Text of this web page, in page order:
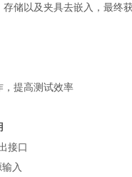
存储以及夹具去嵌入，最终
，提高测试效率
接口
入